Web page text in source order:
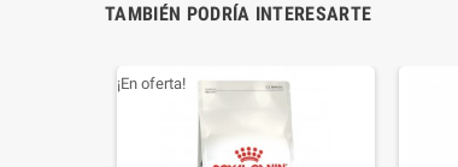
TAMBIÉN PODRÍA INTERESARTE
¡En oferta!